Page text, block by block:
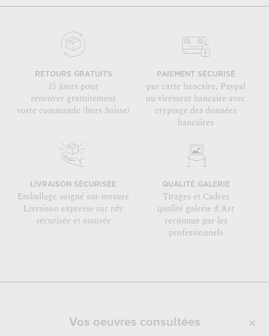
RETOURS GRATUITS
15 jours pour
renvoyer gratuitement
votre commande (hors Suisse)
PAIEMENT SÉCURISÉ
par carte bancaire, Paypal
ou virement bancaire avec
cryptage des données
bancaires
LIVRAISON SÉCURISÉE
Emballage soigné sur-mesure
Livraison expresse sur rdv
sécurisée et assurée
QUALITÉ GALERIE
Tirages et Cadres
qualité galerie d'Art
reconnue par les
professionnels
Vos oeuvres consultées